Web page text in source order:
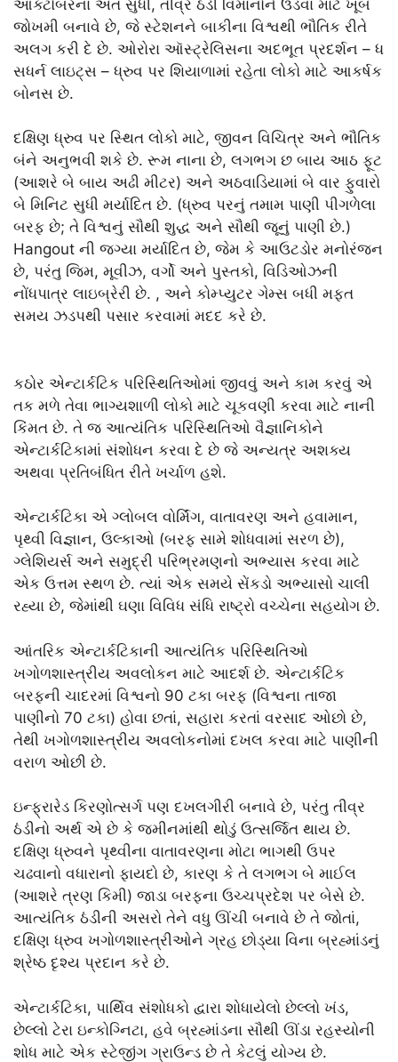
ઑક્ટોબરના અંત સુધી, તીવ્ર ઠંડી વિમાનોને ઉડવા માટે ખૂબ
જોખમી બનાવે છે, જે સ્ટેશનને બાકીના વિશ્વથી ભૌતિક રીતે
અલગ કરી દે છે. ઓરોરા ઑસ્ટ્રેલિસના અદભૂત પ્રદર્શન – ધ
સધર્ન લાઇટ્સ – ધ્રુવ પર શિયાળામાં રહેતા લોકો માટે આકર્ષક
બોનસ છે.
દક્ષિણ ધ્રુવ પર સ્થિત લોકો માટે, જીવન વિચિત્ર અને ભૌતિક
બંને અનુભવી શકે છે. રૂમ નાના છે, લગભગ છ બાય આઠ ફૂટ
(આશરે બે બાય અઢી મીટર) અને અઠવાડિયામાં બે વાર ફુવારો
બે મિનિટ સુધી મર્યાદિત છે. (ધ્રુવ પરનું તમામ પાણી પીગળેલા
બરફ છે; તે વિશ્વનું સૌથી શુદ્ધ અને સૌથી જૂનું પાણી છે.)
Hangout ની જગ્યા મર્યાદિત છે, જેમ કે આઉટડોર મનોરંજન
છે, પરંતુ જિમ, મૂવીઝ, વર્ગો અને પુસ્તકો, વિડિઓઝની
નોંધપાત્ર લાઇબ્રેરી છે. , અને કોમ્પ્યુટર ગેમ્સ બધી મફત
સમય ઝડપથી પસાર કરવામાં મદદ કરે છે.
કઠોર એન્ટાર્કટિક પરિસ્થિતિઓમાં જીવવું અને કામ કરવું એ
તક મળે તેવા ભાગ્યશાળી લોકો માટે ચૂકવણી કરવા માટે નાની
કિંમત છે. તે જ આત્યંતિક પરિસ્થિતિઓ વૈજ્ઞાનિકોને
એન્ટાર્કટિકામાં સંશોધન કરવા દે છે જે અન્યત્ર અશક્ય
અથવા પ્રતિબંધિત રીતે ખર્ચાળ હશે.
એન્ટાર્કટિકા એ ગ્લોબલ વોર્મિંગ, વાતાવરણ અને હવામાન,
પૃથ્વી વિજ્ઞાન, ઉલ્કાઓ (બરફ સામે શોધવામાં સરળ છે),
ગ્લેશિયર્સ અને સમુદ્રી પરિભ્રમણનો અભ્યાસ કરવા માટે
એક ઉત્તમ સ્થળ છે. ત્યાં એક સમયે સેંકડો અભ્યાસો ચાલી
રહ્યા છે, જેમાંથી ઘણા વિવિધ સંધિ રાષ્ટ્રો વચ્ચેના સહયોગ છે.
આંતરિક એન્ટાર્કટિકાની આત્યંતિક પરિસ્થિતિઓ
ખગોળશાસ્ત્રીય અવલોકન માટે આદર્શ છે. એન્ટાર્કટિક
બરફની ચાદરમાં વિશ્વનો 90 ટકા બરફ (વિશ્વના તાજા
પાણીનો 70 ટકા) હોવા છતાં, સહારા કરતાં વરસાદ ઓછો છે,
તેથી ખગોળશાસ્ત્રીય અવલોકનોમાં દખલ કરવા માટે પાણીની
વરાળ ઓછી છે.
ઇન્ફ્રારેડ કિરણોત્સર્ગ પણ દખલગીરી બનાવે છે, પરંતુ તીવ્ર
ઠંડીનો અર્થ એ છે કે જમીનમાંથી થોડું ઉત્સર્જિત થાય છે.
દક્ષિણ ધ્રુવને પૃથ્વીના વાતાવરણના મોટા ભાગથી ઉપર
ચઢવાનો વધારાનો ફાયદો છે, કારણ કે તે લગભગ બે માઈલ
(આશરે ત્રણ કિમી) જાડા બરફના ઉચ્ચપ્રદેશ પર બેસે છે.
આત્યંતિક ઠંડીની અસરો તેને વધુ ઊંચી બનાવે છે તે જોતાં,
દક્ષિણ ધ્રુવ ખગોળશાસ્ત્રીઓને ગ્રહ છોડ્યા વિના બ્રહ્માંડનું
શ્રેષ્ઠ દૃશ્ય પ્રદાન કરે છે.
એન્ટાર્કટિકા, પાર્થિવ સંશોધકો દ્વારા શોધાયેલો છેલ્લો ખંડ,
છેલ્લો ટેરા ઇન્કોગ્નિટા, હવે બ્રહ્માંડના સૌથી ઊંડા રહસ્યોની
શોધ માટે એક સ્ટેજીંગ ગ્રાઉન્ડ છે તે કેટલું યોગ્ય છે.